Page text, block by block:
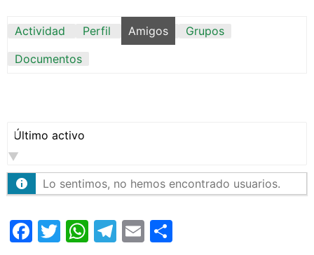
Actividad Perfil Amigos
Grupos
Documentos
Mostrar:
Lo sentimos, no hemos encontrado usuarios.
Facebook
Twitter
WhatsApp
Telegram
Email